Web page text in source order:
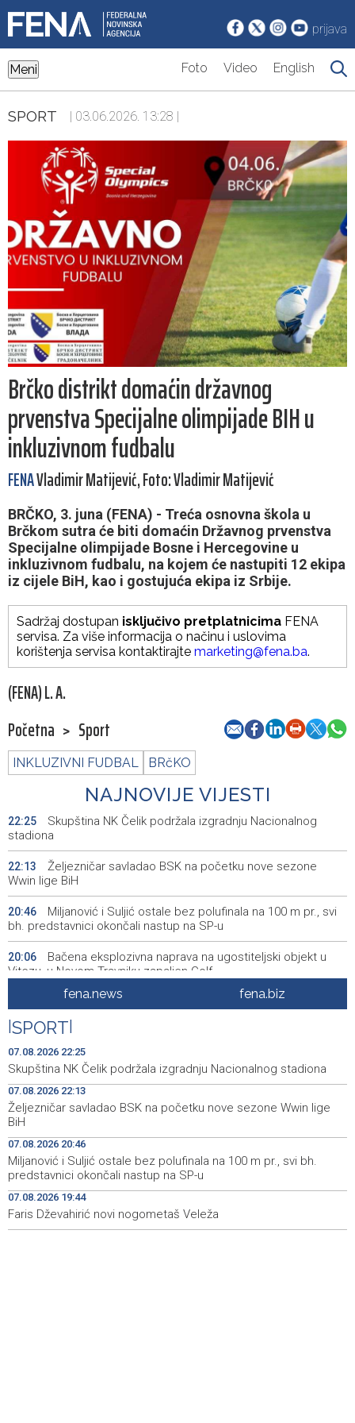
prijava
Meni Foto Video English
SPORT | 03.06.2026. 13:28 |
Brčko distrikt domaćin državnog
prvenstva Specijalne olimpijade BIH u
inkluzivnom fudbalu
FENAVladimir Matijević, Foto: Vladimir Matijević
BRČKO, 3. juna (FENA) - Treća osnovna škola u
Brčkom sutra će biti domaćin Državnog prvenstva
Specijalne olimpijade Bosne i Hercegovine u
inkluzivnom fudbalu, na kojem će nastupiti 12 ekipa
iz cijele BiH, kao i gostujuća ekipa iz Srbije.
Sadržaj dostupan isključivo pretplatnicima FENA
servisa. Za više informacija o načinu i uslovima
korištenja servisa kontaktirajte marketing@fena.ba.
(FENA) L. A.
Početna > Sport
INKLUZIVNI FUDBAL BRčKO
NAJNOVIJE VIJESTI
22:25
Skupština NK Čelik podržala izgradnju Nacionalnog
stadiona
22:13
Željezničar savladao BSK na početku nove sezone
Wwin lige BiH
20:46
Miljanović i Suljić ostale bez polufinala na 100 m pr., svi
bh. predstavnici okončali nastup na SP-u
20:06
Bačena eksplozivna naprava na ugostiteljski objekt u
Vitezu, u Novom Travniku zapaljen Golf
Galerija ULUPUBiH otvara novu izlagačku sezonu,
predstavlja novi izlagački program
19:44 Faris Dževahirić novi nogometaš Veleža
19:21 Announcement of events for Saturday, 8 August 2026
19:10
Rudari Milanovića ubijedili da ode kući, Memčić se već
ponovo vratio u jamu 'Raspotočje'
19:03
Sarajevo Film Festival presents Kinoscope and
Kinoscope Surreal programs
19:00 Najave događaja za 8. 8. 2026. godine (subota)
fena.news fena.biz
SPORT
07.08.2026 22:25
Skupština NK Čelik podržala izgradnju Nacionalnog stadiona
07.08.2026 22:13
Željezničar savladao BSK na početku nove sezone Wwin lige
BiH
07.08.2026 20:46
Miljanović i Suljić ostale bez polufinala na 100 m pr., svi bh.
predstavnici okončali nastup na SP-u
07.08.2026 19:44
Faris Dževahirić novi nogometaš Veleža